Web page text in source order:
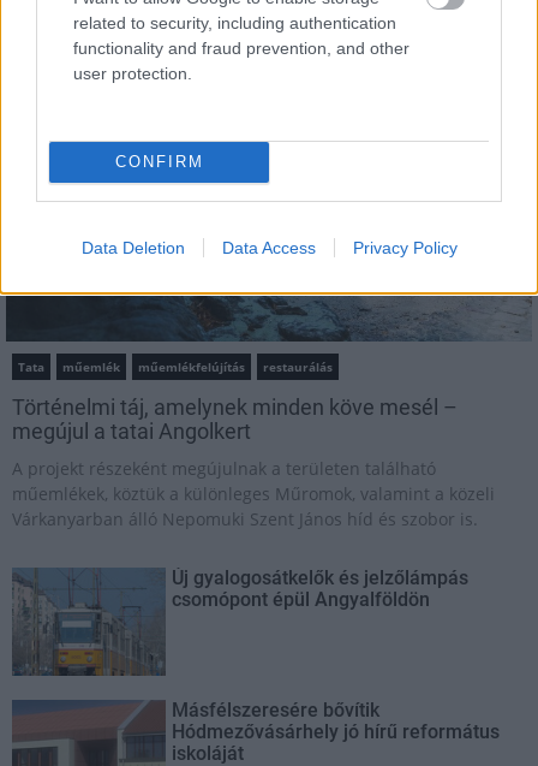
related to security, including authentication
functionality and fraud prevention, and other
user protection.
CONFIRM
Data Deletion Data Access Privacy Policy
Tata műemlék műemlékfelújítás restaurálás
Történelmi táj, amelynek minden köve mesél –
megújul a tatai Angolkert
A projekt részeként megújulnak a területen található
műemlékek, köztük a különleges Műromok, valamint a közeli
Várkanyarban álló Nepomuki Szent János híd és szobor is.
Új gyalogosátkelők és jelzőlámpás
csomópont épül Angyalföldön
Másfélszeresére bővítik
Hódmezővásárhely jó hírű református
iskoláját